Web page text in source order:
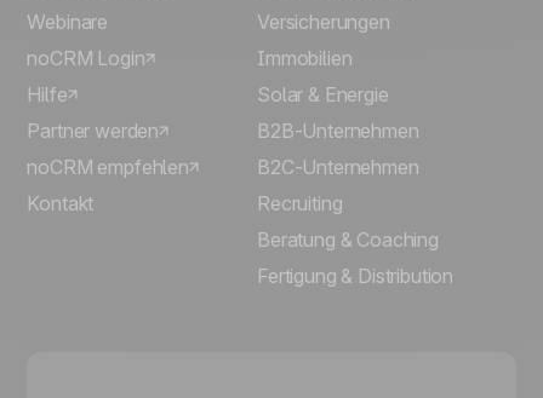
Webinare
noCRM Login
Hilfe
Partner werden
noCRM empfehlen
Kontakt
Versicherungen
Immobilien
Solar & Energie
B2B-Unternehmen
B2C-Unternehmen
Recruiting
Beratung & Coaching
Fertigung & Distribution